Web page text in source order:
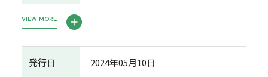
VIEW MORE
発行日 2024年05月10日